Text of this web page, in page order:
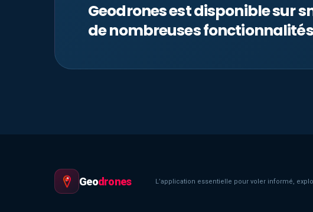
Geodrones est disponible sur
de nombreuses fonctionnalités
Geodrones L’application essentielle pour voler informé,